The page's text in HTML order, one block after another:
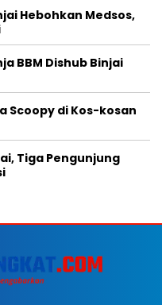
Hebohkan Medsos,
BBM Dishub Binjai
Scoopy di Kos-kosan
Tiga Pengunjung